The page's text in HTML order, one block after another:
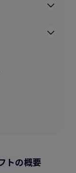
トの概要